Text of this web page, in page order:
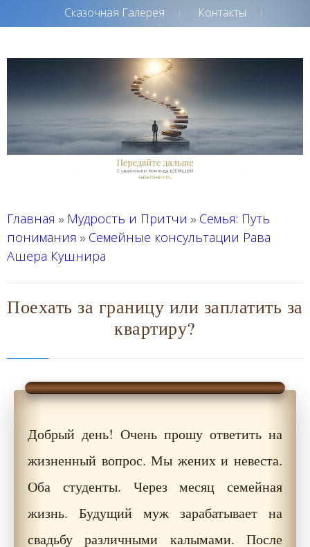
Сказочная Галерея
Контакты
Главная » Мудрость и Притчи » Семья: Путь
понимания » Семейные консультации Рава
Ашера Кушнира
Поехать за границу или заплатить за
квартиру?
Добрый день! Очень прошу ответить на
жизненный вопрос. Мы жених и невеста.
Оба студенты. Через месяц семейная
жизнь. Будущий муж зарабатывает на
свадьбу различными калымами. После